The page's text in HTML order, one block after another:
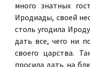
много знатных
Иродиады, своей
столь угодила
дать все, чего ни
своего царства.
просила дать на